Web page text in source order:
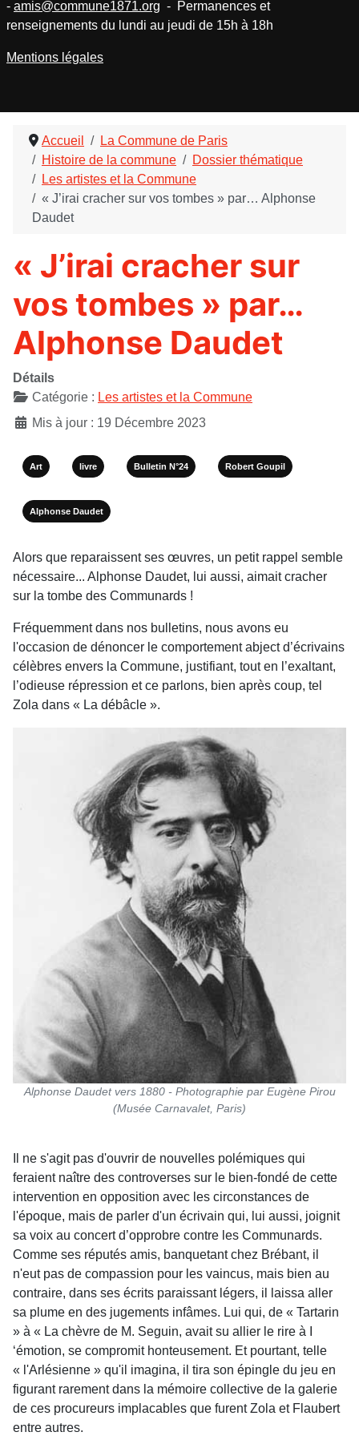
Accueil
La Commune de Paris
Histoire de la commune
Dossier thématique
Les artistes et la Commune
« J’irai cracher sur vos tombes » par… Alphonse
Daudet
« J’irai cracher sur
vos tombes » par…
Alphonse Daudet
Détails
Catégorie : Les artistes et la Commune
Mis à jour : 19 Décembre 2023
Art livre Bulletin N°24 Robert Goupil
Alphonse Daudet
Alors que reparaissent ses œuvres, un petit rappel semble
nécessaire... Alphonse Daudet, lui aussi, aimait cracher
sur la tombe des Communards !
Fréquemment dans nos bulletins, nous avons eu
l'occasion de dénoncer le comportement abject d’écrivains
célèbres envers la Commune, justifiant, tout en l’exaltant,
l’odieuse répression et ce parlons, bien après coup, tel
Zola dans « La débâcle ».
Alphonse Daudet vers 1880 - Photographie par Eugène Pirou
(Musée Carnavalet, Paris)
Il ne s'agit pas d'ouvrir de nouvelles polémiques qui
feraient naître des controverses sur le bien-fondé de cette
intervention en opposition avec les circonstances de
l'époque, mais de parler d'un écrivain qui, lui aussi, joignit
sa voix au concert d’opprobre contre les Communards.
Comme ses réputés amis, banquetant chez Brébant, il
n'eut pas de compassion pour les vaincus, mais bien au
contraire, dans ses écrits paraissant légers, il laissa aller
sa plume en des jugements infâmes. Lui qui, de « Tartarin
» à « La chèvre de M. Seguin, avait su allier le rire à I
‘émotion, se compromit honteusement. Et pourtant, telle
« l'Arlésienne » qu'il imagina, il tira son épingle du jeu en
figurant rarement dans la mémoire collective de la galerie
de ces procureurs implacables que furent Zola et Flaubert
entre autres.
- amis@commune1871.org - Permanences et
renseignements du lundi au jeudi de 15h à 18h
Mentions légales